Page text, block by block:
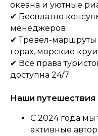
океана и уютные
✔ Бесплатно
менеджеров
✔ Тревел-маршруты
горах, морские
✔ Все права
доступна 24/7
Наши путешествия
С 2024 года мы
активные